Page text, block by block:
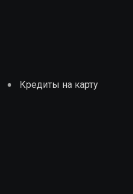
Кредиты на карту